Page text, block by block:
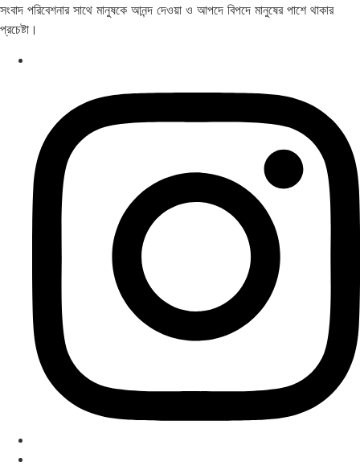
সংবাদ পরিবেশনার সাথে মানুষকে আনন্দ দেওয়া ও আপদে বিপদে মানুষের পাশে থাকার
প্রচেষ্টা।